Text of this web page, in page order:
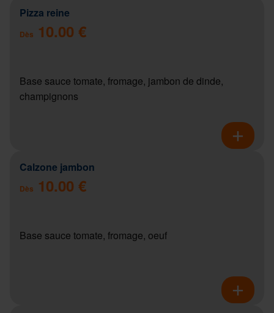
Pizza reine
Dès 10.00 €
Base sauce tomate, fromage, jambon de dinde,
champignons
Calzone jambon
Dès 10.00 €
Base sauce tomate, fromage, oeuf